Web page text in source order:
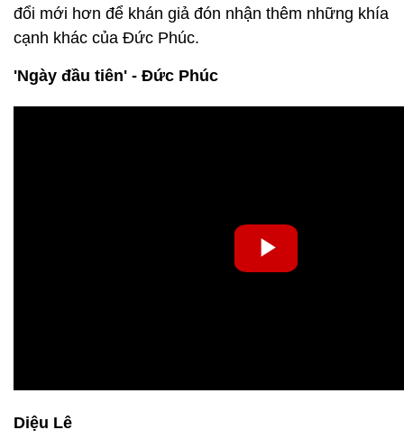
đổi mới hơn để khán giả đón nhận thêm những khía
cạnh khác của Đức Phúc.
'Ngày đầu tiên' - Đức Phúc
Diệu Lê